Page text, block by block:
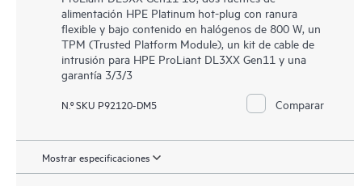
alimentación HPE Platinum hot-plug con ranura
flexible y bajo contenido en halógenos de 800 W, un
TPM (Trusted Platform Module), un kit de cable de
intrusión para HPE ProLiant DL3XX Gen11 y una
garantía 3/3/3
N.º SKU P92120-DM5 Comparar
Mostrar especificaciones